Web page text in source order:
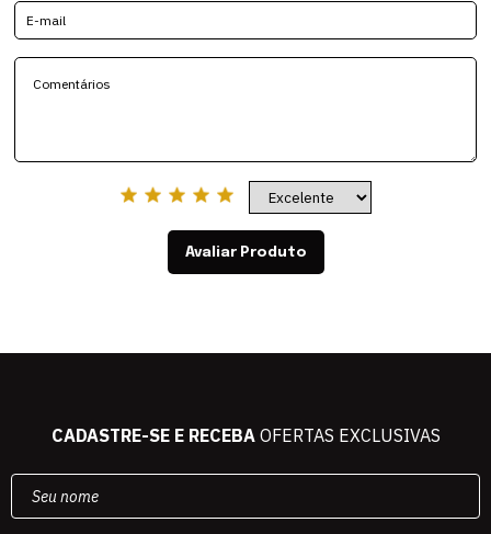
Avaliar Produto
CADASTRE-SE E RECEBAOFERTAS EXCLUSIVAS